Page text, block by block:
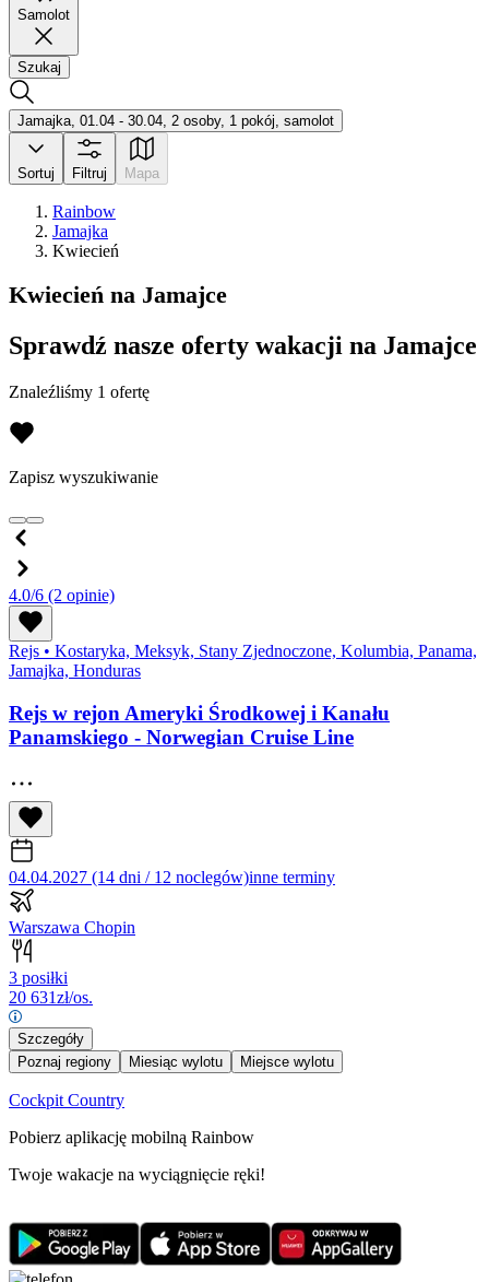
Samolot
Szukaj
Jamajka, 01.04 - 30.04, 2 osoby, 1 pokój, samolot
Sortuj Filtruj Mapa
Rainbow
Jamajka
Kwiecień
Kwiecień na Jamajce
Sprawdź nasze oferty wakacji na Jamajce
Znaleźliśmy 1 ofertę
Zapisz wyszukiwanie
4.0/6 (2 opinie)
Rejs • Kostaryka, Meksyk, Stany Zjednoczone, Kolumbia, Panama,
Jamajka, Honduras
Rejs w rejon Ameryki Środkowej i Kanału
Panamskiego - Norwegian Cruise Line
04.04.2027 (14 dni / 12 noclegów)inne terminy
Warszawa Chopin
3 posiłki
20 631zł/os.
Szczegóły
Poznaj regiony
Miesiąc wylotu Miejsce wylotu
Cockpit Country
Pobierz aplikację mobilną Rainbow
Twoje wakacje na wyciągnięcie ręki!